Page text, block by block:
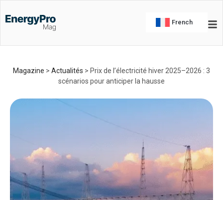
French
Magazine > Actualités > Prix de l’électricité hiver 2025–2026 : 3
scénarios pour anticiper la hausse